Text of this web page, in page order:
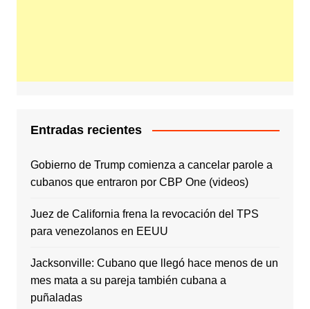
Entradas recientes
Gobierno de Trump comienza a cancelar parole a
cubanos que entraron por CBP One (videos)
Juez de California frena la revocación del TPS
para venezolanos en EEUU
Jacksonville: Cubano que llegó hace menos de un
mes mata a su pareja también cubana a
puñaladas